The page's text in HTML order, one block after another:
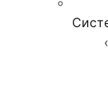
‹